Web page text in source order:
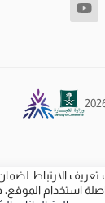
تعريف الارتباط
استخدام